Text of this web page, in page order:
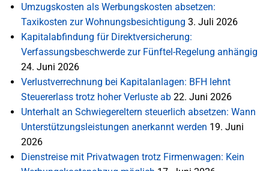
Umzugskosten als Werbungskosten absetzen:
Taxikosten zur Wohnungsbesichtigung 3. Juli 2026
Kapitalabfindung für Direktversicherung:
Verfassungsbeschwerde zur Fünftel-Regelung anhängig
24. Juni 2026
Verlustverrechnung bei Kapitalanlagen: BFH lehnt
Steuererlass trotz hoher Verluste ab 22. Juni 2026
Unterhalt an Schwiegereltern steuerlich absetzen: Wann
Unterstützungsleistungen anerkannt werden 19. Juni
2026
Dienstreise mit Privatwagen trotz Firmenwagen: Kein